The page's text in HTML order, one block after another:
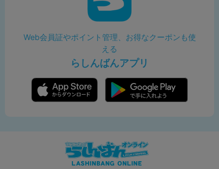
Web会員証やポイント管理、お得なクーポンも使
える
らしんばんアプリ